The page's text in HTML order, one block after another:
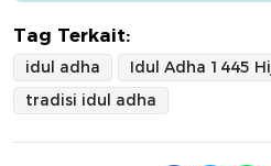
Tag Terkait:
idul adha
tradisi idul adha